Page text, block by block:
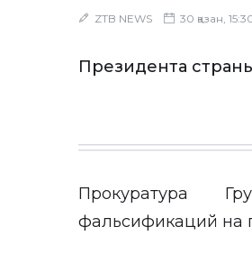
ZTB NEWS 30 қазан,
Президента
Прокуратура
фальсификаций на